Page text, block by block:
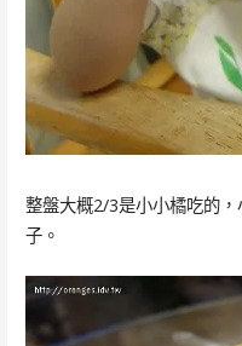
整盤大概2/3是小小橘吃的
子。